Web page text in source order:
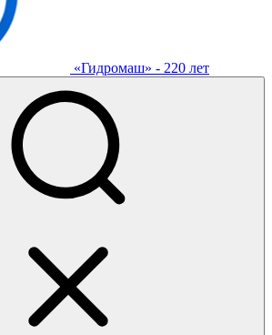
«Гидромаш» - 220 лет